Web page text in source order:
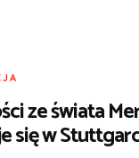
ze świata
się w